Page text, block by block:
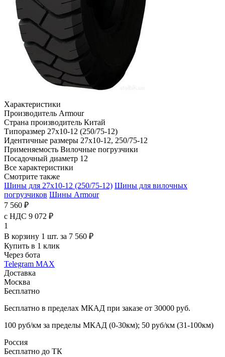
Характеристики
Производитель Armour
Страна производитель Китай
Типоразмер 27x10-12 (250/75-12)
Идентичные размеры 27x10-12, 250/75-12
Применяемость Вилочные погрузчики
Посадочный диаметр 12
Все характеристики
Смотрите также
Шины для 27x10-12 (250/75-12) Шины для вилочных
погрузчиков Шины Armour
7 560 ₽
с НДС 9 072 ₽
1
В корзину 1 шт. за 7 560 ₽
Купить в 1 клик
Через бота
Telegram MAX
Доставка
Москва
Бесплатно
Бесплатно в пределах МКАД при заказе от 30000 руб.
100 руб/км за пределы МКАД (0-30км); 50 руб/км (31-100км)
Россия
Бесплатно до ТК